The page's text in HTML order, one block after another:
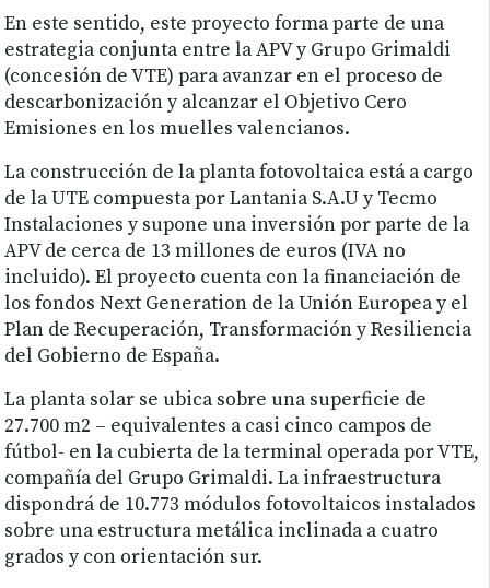
En este sentido, este proyecto forma parte de una
estrategia conjunta entre la APV y Grupo Grimaldi
(concesión de VTE) para avanzar en el proceso de
descarbonización y alcanzar el Objetivo Cero
Emisiones en los muelles valencianos.
La construcción de la planta fotovoltaica está a cargo
de la UTE compuesta por Lantania S.A.U y Tecmo
Instalaciones y supone una inversión por parte de la
APV de cerca de 13 millones de euros (IVA no
incluido). El proyecto cuenta con la financiación de
los fondos Next Generation de la Unión Europea y el
Plan de Recuperación, Transformación y Resiliencia
del Gobierno de España.
La planta solar se ubica sobre una superficie de
27.700 m2 – equivalentes a casi cinco campos de
fútbol- en la cubierta de la terminal operada por VTE,
compañía del Grupo Grimaldi. La infraestructura
dispondrá de 10.773 módulos fotovoltaicos instalados
sobre una estructura metálica inclinada a cuatro
grados y con orientación sur.